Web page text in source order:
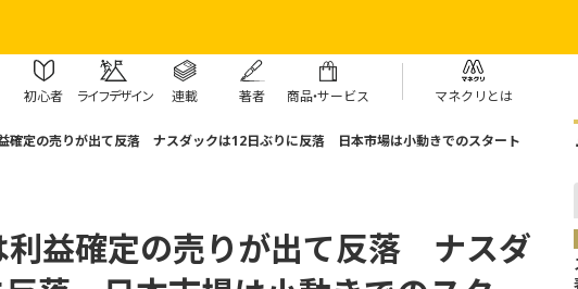
初心者 ライフデザイン 連載 著者 商品・サービス マネクリとは
益確定の売りが出て反落 ナスダックは12日ぶりに反落 日本市場は小動きでのスタート
利益確定の売りが出て反落 ナスダ